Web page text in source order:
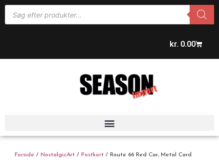
kr. 0.00
Forside / NostalgicArt / Postkort / Route 66 Red Car, Metal Card